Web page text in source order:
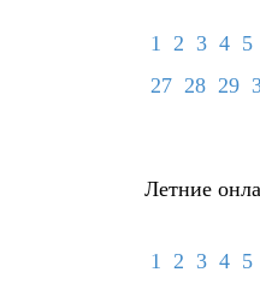
1 2 3 4 5
27 28 29
Летние
1 2 3 4 5